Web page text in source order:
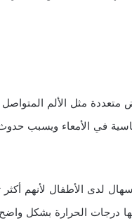
مثل الألم المتواصل و
في الأمعاء ويسبب
لدى الأطفال لأنهم
الحرارة بشكل واضح